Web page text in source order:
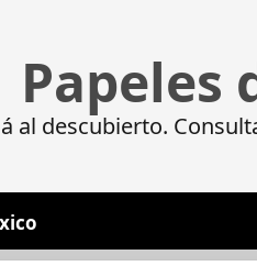
Papeles
al descubierto.